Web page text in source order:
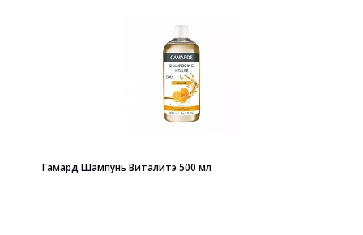
Гамард Шампунь Виталитэ 500 мл